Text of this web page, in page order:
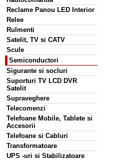
Reclame Panou LED Interior
Relee
Rulmenti
Satelit, TV si CATV
Scule
Semiconductori
Sigurante si socluri
Suporturi TV LCD DVR
Satelit
Supraveghere
Telecomenzi
Telefoane Mobile, Tablete si
Accesorii
Telefoane si Cabluri
Transformatoare
UPS -uri si Stabilizatoare